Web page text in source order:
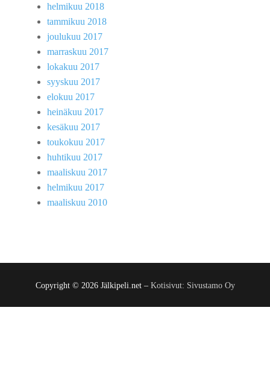
helmikuu 2018
tammikuu 2018
joulukuu 2017
marraskuu 2017
lokakuu 2017
syyskuu 2017
elokuu 2017
heinäkuu 2017
kesäkuu 2017
toukokuu 2017
huhtikuu 2017
maaliskuu 2017
helmikuu 2017
maaliskuu 2010
Copyright © 2026 Jälkipeli.net – Kotisivut: Sivustamo Oy